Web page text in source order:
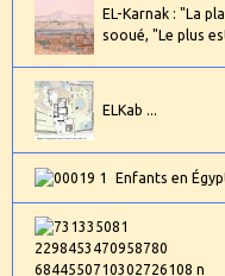
EL-Karnak : "La
sooué, "Le plus
ELKab ...
Enfants en